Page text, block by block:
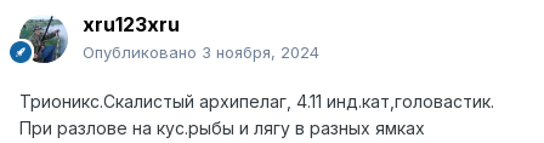
xru123xru
Опубликовано 3 ноября, 2024
Трионикс.Скалистый архипелаг, 4.11 инд.кат,головастик.
При разлове на кус.рыбы и лягу в разных ямках